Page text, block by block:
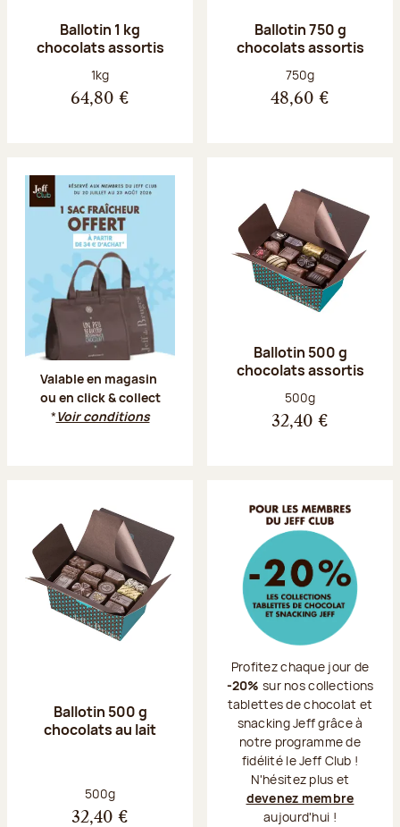
Ballotin 1 kg
chocolats assortis
Poids net :
1kg
64,80 €
Ballotin 750 g
chocolats assortis
Poids net :
750g
48,60 €
Valable en magasin
ou en click & collect
*Voir conditions
Ballotin 500 g
chocolats assortis
Poids net :
500g
32,40 €
Ballotin 500 g
chocolats au lait
Poids net :
500g
32,40 €
Profitez chaque jour de
-20% sur nos collections
tablettes de chocolat et
snacking Jeff grâce à
notre programme de
fidélité le Jeff Club !
N'hésitez plus et
devenez membre
aujourd'hui !